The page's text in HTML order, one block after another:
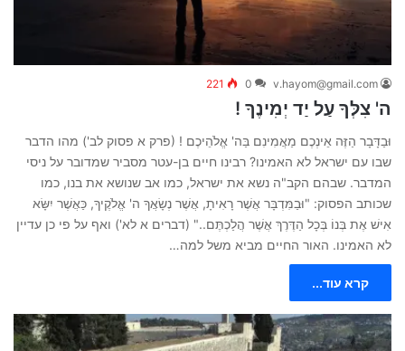
v.hayom@gmail.com
0
221
ה' צִלְּךָ עַל יַד יְמִינֶךָ !
וּבַדָּבָר הַזֶּה אֵינְכֶם מַאֲמִינִם בַּה' אֱלֹהֵיכֶם ! (פרק א פסוק לב') מהו הדבר
שבו עם ישראל לא האמינו? רבינו חיים בן-עטר מסביר שמדובר על ניסי
המדבר. שבהם הקב"ה נשא את ישראל, כמו אב שנושא את בנו, כמו
שכותב הפסוק: "וּבַמִּדְבָּר אֲשֶׁר רָאִיתָ, אֲשֶׁר נְשָׂאֲךָ ה' אֱלֹקֶיךָ, כַּאֲשֶׁר יִשָּׂא
אִישׁ אֶת בְּנוֹ בְּכָל הַדֶּרֶךְ אֲשֶׁר הֲלַכְתֶּם.." (דברים א לא') ואף על פי כן עדיין
לא האמינו. האור החיים מביא משל למה…
קרא עוד...